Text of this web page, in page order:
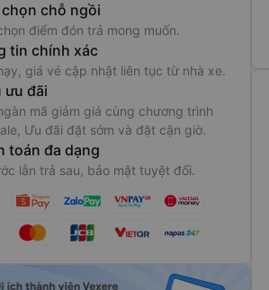
chỗ ngồi
điểm đón trả mong muốn.
tin chính xác
giá vé cập nhật liên tục từ nhà xe.
ưu đãi
mã giảm giá cùng chương trình
Ưu đãi đặt sớm và đặt cận giờ.
toán đa dạng
lẫn trả sau, bảo mật tuyệt đối.